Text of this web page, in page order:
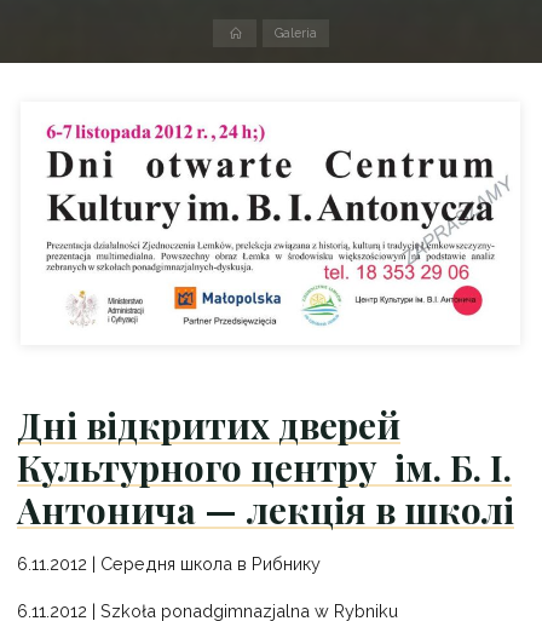
StronaGaleria
Дні відкритих дверей
Культурного центру ім. Б. І.
Антонича — лекція в школі
6.11.2012 | Середня школа в Рибнику
6.11.2012 | Szkoła ponadgimnazjalna w Rybniku